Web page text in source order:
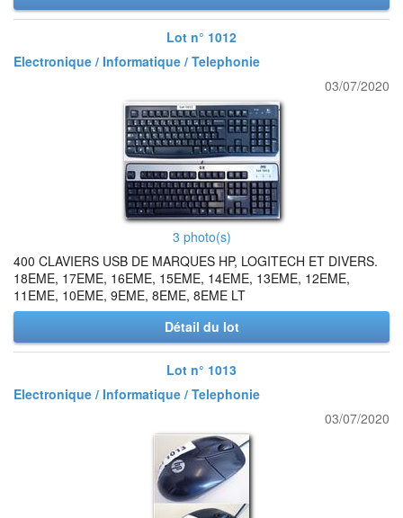
Lot n° 1012
Electronique / Informatique / Telephonie
03/07/2020
3 photo(s)
400 CLAVIERS USB DE MARQUES HP, LOGITECH ET DIVERS.
18EME, 17EME, 16EME, 15EME, 14EME, 13EME, 12EME,
11EME, 10EME, 9EME, 8EME, 8EME LT
Détail du lot
Lot n° 1013
Electronique / Informatique / Telephonie
03/07/2020